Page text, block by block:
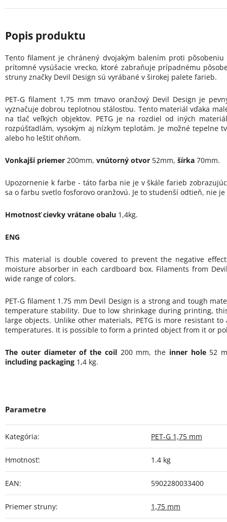
Tento filament je chránený dvojakým balením proti
prítomné vysúšacie vrecko, ktoré zabraňuje prípadnému
struny značky Devil Design sú vyrábané v širokej palete farieb.
PET-G filament 1,75 mm tmavo oranžový Devil Design je
vyznačuje dobrou teplotnou stálosťou. Tento materiál vďaka
na tlač veľkých objektov. PETG je na rozdiel od iných
rozpúšťadlám, vysokým aj nízkym teplotám. Je možné tepelne
alebo ho leštiť ohňom.
Vonkajší priemer 200mm, vnútorný otvor 52mm, šírka 70mm.
Upozornenie k farbe - táto farba nie je v škále farieb
sa o farbu svetlo fosforovo oranžovú. Je to studenší odtieň, nie
Hmotnosť cievky vrátane obalu 1,4kg.
ENG
This material is double covered to prevent the negative
moisture absorber in each cardboard box. Filaments from
wide range of colors.
PET-G filament 1.75 mm Devil Design is a strong and tough
temperature stability. Due to low shrinkage during printing,
large objects. Unlike other materials, PETG is more resistant
temperatures. It is possible to form a printed object from it or
The outer diameter of the coil 200 mm, the inner hole 52
including packaging 1,4 kg.
Kategória: PET-G 1,75 mm
Hmotnosť: 1.4 kg
EAN: 5902280033400
Priemer struny: 1,75 mm